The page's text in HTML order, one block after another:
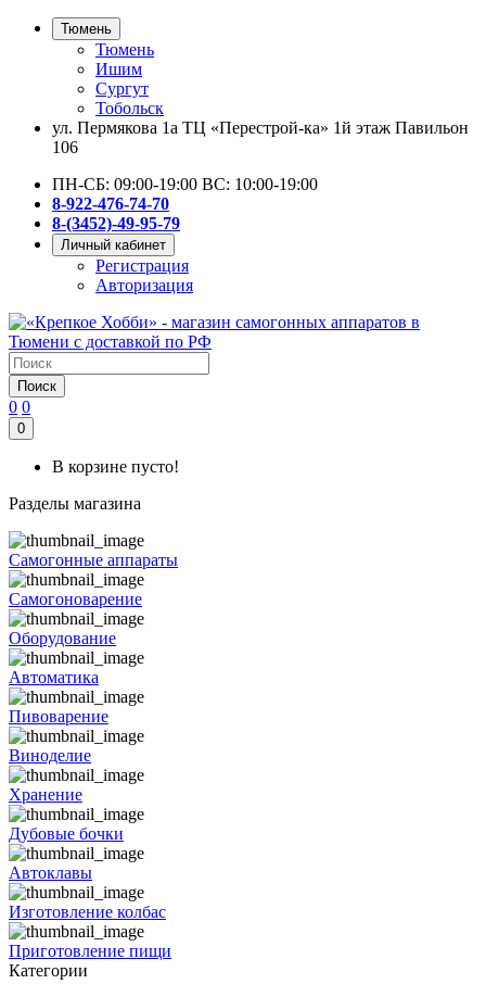
Тюмень
Тюмень
Ишим
Сургут
Тобольск
ул. Пермякова 1а ТЦ «Перестрой-ка» 1й этаж Павильон
106
ПН-СБ: 09:00-19:00 ВС: 10:00-19:00
8-922-476-74-70
8-(3452)-49-95-79
Личный кабинет
Регистрация
Авторизация
Поиск
0 0
0
В корзине пусто!
Разделы магазина
Самогонные аппараты
Самогоноварение
Оборудование
Автоматика
Пивоварение
Виноделие
Хранение
Дубовые бочки
Автоклавы
Изготовление колбас
Приготовление пищи
Категории